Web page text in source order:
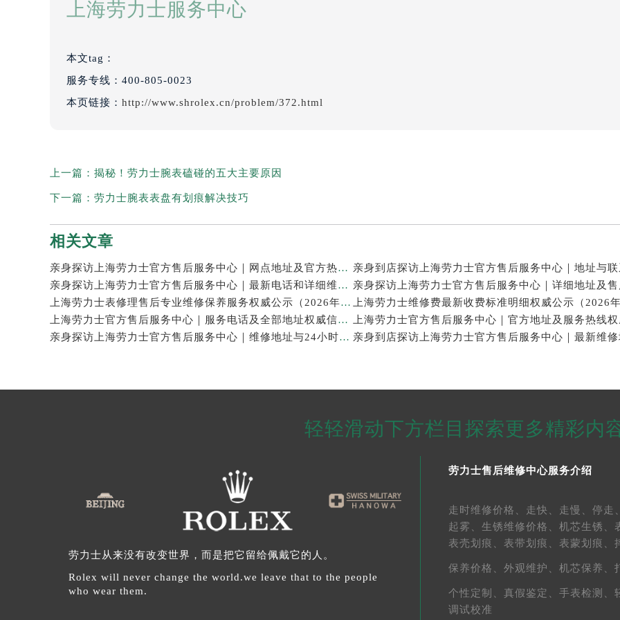
上海劳力士服务中心
本文tag：
服务专线： 400-805-0023
本页链接： http://www.shrolex.cn/problem/372.html
上一篇： 揭秘！劳力士腕表磕碰的五大主要原因
下一篇： 劳力士腕表表盘有划痕解决技巧
相关文章
亲身探访上海劳力士官方售后服务中心｜网点地址及官方热线（2026年7月最新）
亲身探访上海劳力士官方售后服务中心｜最新电话和详细维修地址（2026年7月最新）
上海劳力士表修理售后专业维修保养服务权威公示（2026年7月最新）
上海劳力士官方售后服务中心｜服务电话及全部地址权威信息公示（2026年7月最新）
亲身探访上海劳力士官方售后服务中心｜维修地址与24小时服务电话（2026年7月最新）
轻轻滑动下方栏目探索更多精彩内
劳力士从来没有改变世界，而是把它留给佩戴它的人。
Rolex will never change the world.we leave that to the people
who wear them.
劳力士售后维修中心服务介绍
走时维修价格、 走快、 走慢、 停走、
起雾、 生锈维修价格、 机芯生锈、
表壳划痕、 表带划痕、 表蒙划痕、
保养价格、 外观维护、 机芯保养、
个性定制、 真假鉴定、 手表检测、
调试校准